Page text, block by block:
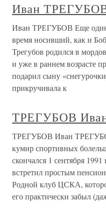
Иван
Иван ТРЕГУБОВ Еще один
время носивший, как и
Трегубов родился в
и уже в раннем возрасте
подарил сыну
прикручивала к
ТРЕГУБОВ
ТРЕГУБОВ Иван
кумир спортивных
скончался 1 сентября
встретил простым
Родной клуб ЦСКА,
его практически забыл